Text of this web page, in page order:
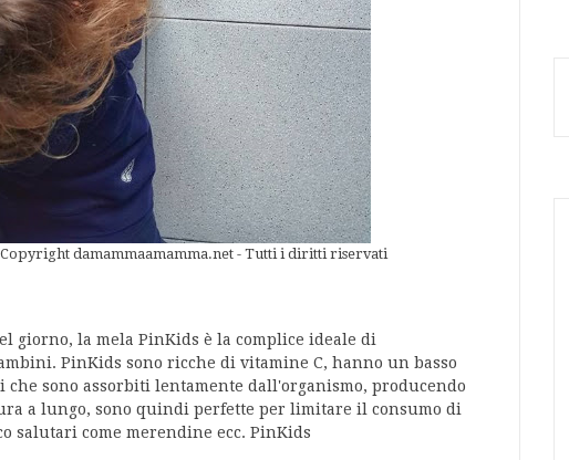
damammaamamma.net - Tutti i diritti riservati
giorno, la mela PinKids è la complice ideale di
PinKids sono ricche di vitamine C, hanno un basso
che sono assorbiti lentamente dall'organismo, producendo
a lungo, sono quindi perfette per limitare il consumo di
salutari come merendine ecc. PinKids